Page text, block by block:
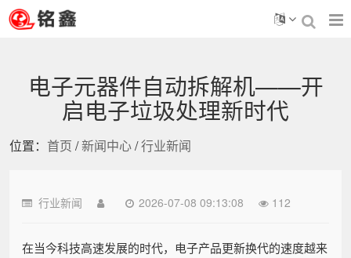
电子元器件自动拆解机——开
启电子垃圾处理新时代
位置： 首页 /新闻中心/行业新闻
行业新闻 2026-07-08 09:13:08 112
在当今科技高速发展的时代，电子产品更新换代的速度越来